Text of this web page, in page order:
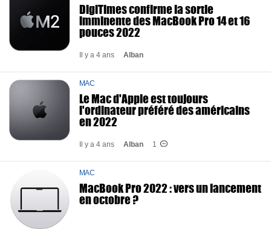
DigiTimes confirme la sortie
imminente des MacBook Pro 14 et 16
pouces 2022
Il y a 4 ans Alban
MAC
Le Mac d'Apple est toujours
l'ordinateur préféré des américains
en 2022
Il y a 4 ans Alban 1
MAC
MacBook Pro 2022 : vers un lancement
en octobre ?